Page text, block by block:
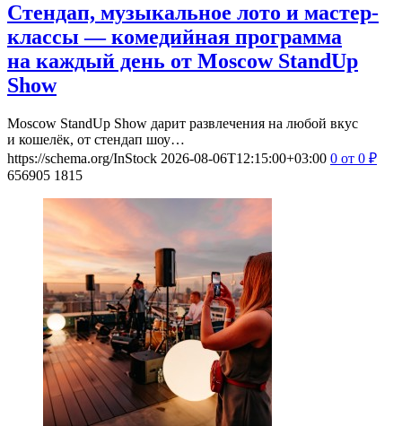
Стендап, музыкальное лото и мастер-
классы — комедийная программа
на каждый день от Moscow StandUp
Show
Moscow StandUp Show дарит развлечения на любой вкус
и кошелёк, от стендап шоу…
https://schema.org/InStock 2026-08-06T12:15:00+03:00 0 от 0 ₽
656905 1815